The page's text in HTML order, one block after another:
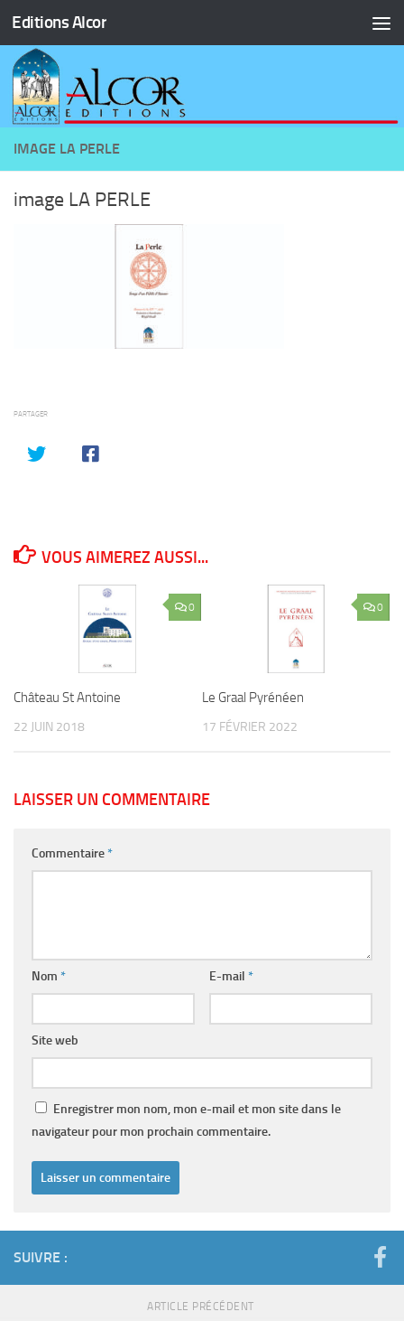
Skip to content
Editions Alcor
IMAGE LA PERLE
image LA PERLE
PARTAGER
VOUS AIMEREZ AUSSI...
0
Château St Antoine
22 JUIN 2018
0
Le Graal Pyrénéen
17 FÉVRIER 2022
LAISSER UN COMMENTAIRE
Commentaire*
Nom * E-mail *
Site web
Enregistrer mon nom, mon e-mail et mon site dans le
navigateur pour mon prochain commentaire.
SUIVRE :
ARTICLE PRÉCÉDENT